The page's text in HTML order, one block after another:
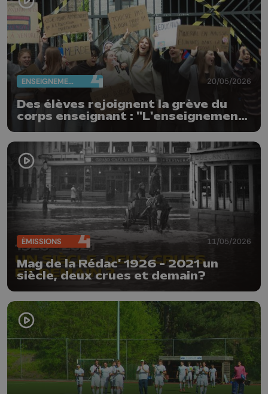
ENSEIGNEMENT 20/05/2026
Des élèves rejoignent la grève du
corps enseignant : "L'enseignement
ÉMISSIONS 11/05/2026
Mag de la Rédac' 1926 - 2021 un
siècle, deux crues et demain?